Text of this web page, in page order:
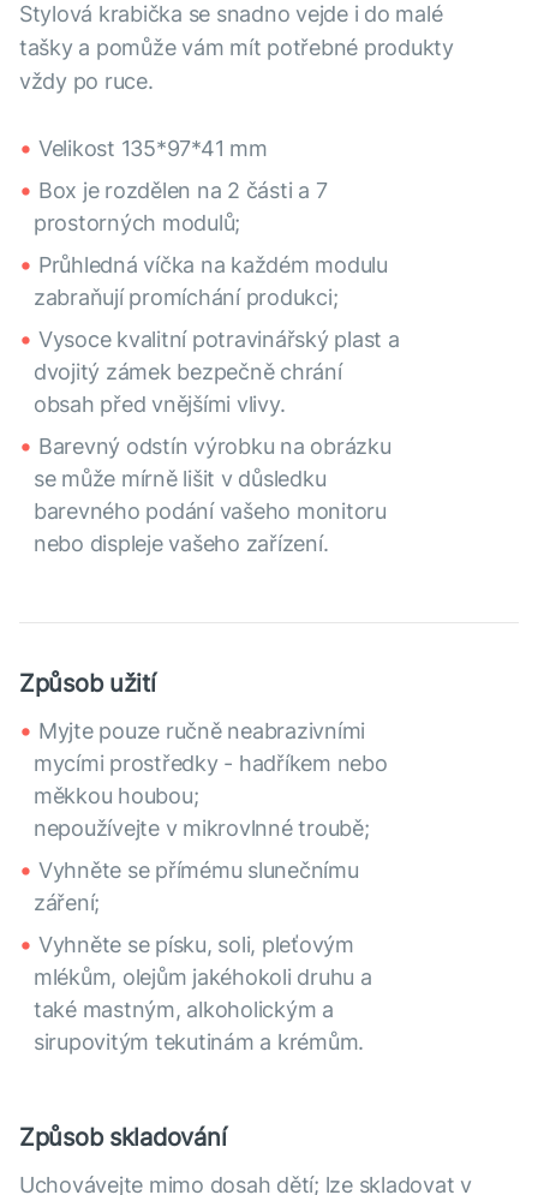
Stylová krabička se snadno vejde i do malé
tašky a pomůže vám mít potřebné produkty
vždy po ruce.
Velikost 135*97*41 mm
Box je rozdělen na 2 části a 7
prostorných modulů;
Průhledná víčka na každém modulu
zabraňují promíchání produkci;
Vysoce kvalitní potravinářský plast a
dvojitý zámek bezpečně chrání
obsah před vnějšími vlivy.
Barevný odstín výrobku na obrázku
se může mírně lišit v důsledku
barevného podání vašeho monitoru
nebo displeje vašeho zařízení.
Způsob užití
Myjte pouze ručně neabrazivními
mycími prostředky - hadříkem nebo
měkkou houbou;
nepoužívejte v mikrovlnné troubě;
Vyhněte se přímému slunečnímu
záření;
Vyhněte se písku, soli, pleťovým
mlékům, olejům jakéhokoli druhu a
také mastným, alkoholickým a
sirupovitým tekutinám a krémům.
Způsob skladování
Uchovávejte mimo dosah dětí; lze skladovat v